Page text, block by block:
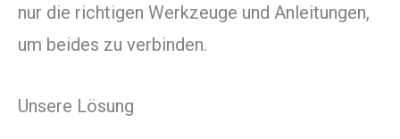
nur die richtigen Werkzeuge und Anleitungen,
um beides zu verbinden.
Unsere Lösung